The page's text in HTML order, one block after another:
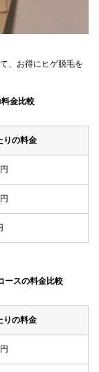
、お得にヒゲ脱毛を
金比較
りの料金
ースの料金比較
りの料金